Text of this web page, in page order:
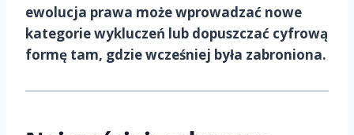
ewolucja prawa może wprowadzać nowe
kategorie wykluczeń lub dopuszczać cyfrową
formę tam, gdzie wcześniej była zabroniona.